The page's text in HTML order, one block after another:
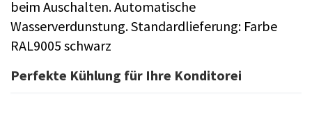
beim Auschalten. Automatische
Wasserverdunstung. Standardlieferung: Farbe
RAL9005 schwarz
Perfekte Kühlung für Ihre Konditorei